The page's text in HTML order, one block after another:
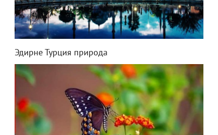
Эдирне Турция природа